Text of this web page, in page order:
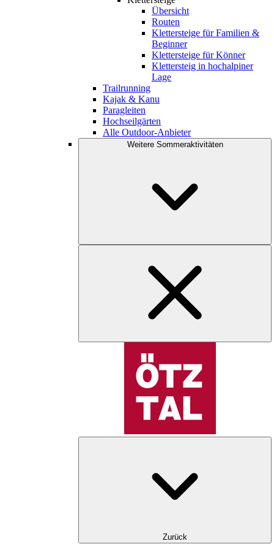
Übersicht
Routen
Klettersteige für Familien &
Beginner
Klettersteige für Könner
Klettersteig in hochalpiner
Lage
Trailrunning
Kajak & Kanu
Paragleiten
Hochseilgärten
Alle Outdoor-Anbieter
Weitere Sommeraktivitäten
Zurück